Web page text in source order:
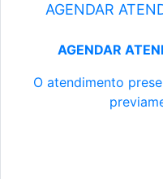
AGENDAR
AGENDAR
O atendimento